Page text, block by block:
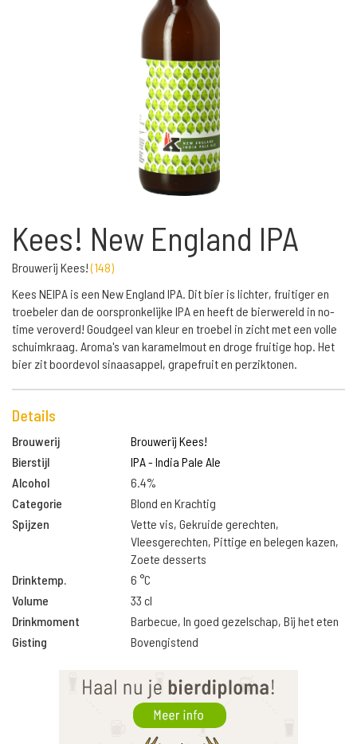
Kees! New England IPA
Brouwerij Kees!(148)
Kees NEIPA is een New England IPA. Dit bier is lichter, fruitiger en
troebeler dan de oorspronkelijke IPA en heeft de bierwereld in no-
time veroverd! Goudgeel van kleur en troebel in zicht met een volle
schuimkraag. Aroma's van karamelmout en droge fruitige hop. Het
bier zit boordevol sinaasappel, grapefruit en perziktonen.
Details
Brouwerij
Brouwerij Kees!
Bierstijl
IPA - India Pale Ale
Alcohol
6.4%
Categorie
Blond en Krachtig
Spijzen
Vette vis, Gekruide gerechten,
Vleesgerechten, Pittige en belegen kazen,
Zoete desserts
Drinktemp.
6 °C
Volume
33 cl
Drinkmoment
Barbecue, In goed gezelschap, Bij het eten
Gisting
Bovengistend